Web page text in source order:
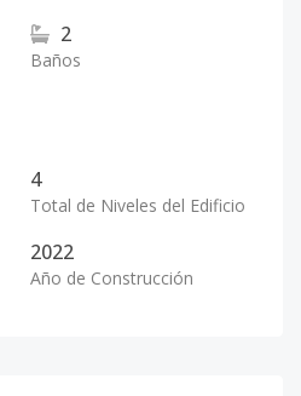
2
Baños
4
Total de Niveles del Edificio
2022
Año de Construcción